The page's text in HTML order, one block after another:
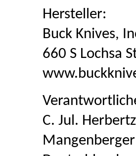
Hersteller:
Buck Knives,
660 S Lochsa
C. Jul.